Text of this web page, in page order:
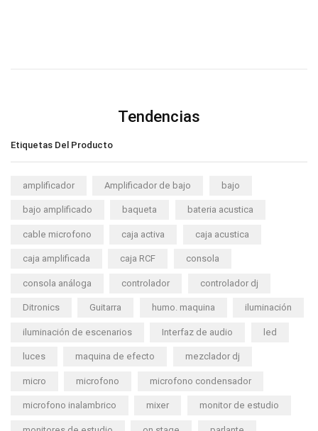
Tendencias
Etiquetas Del Producto
amplificador Amplificador de bajo bajo
bajo amplificado baqueta bateria acustica
cable microfono caja activa caja acustica
caja amplificada caja RCF consola
consola análoga controlador controlador dj
Ditronics Guitarra humo. maquina iluminación
iluminación de escenarios Interfaz de audio led
luces maquina de efecto mezclador dj
micro microfono microfono condensador
microfono inalambrico mixer monitor de estudio